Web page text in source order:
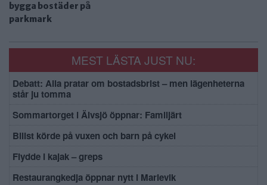
bygga bostäder på
parkmark
MEST LÄSTA JUST NU:
Debatt: Alla pratar om bostadsbrist – men lägenheterna
står ju tomma
Sommartorget i Älvsjö öppnar: Familjärt
Bilist körde på vuxen och barn på cykel
Flydde i kajak – greps
Restaurangkedja öppnar nytt i Marievik